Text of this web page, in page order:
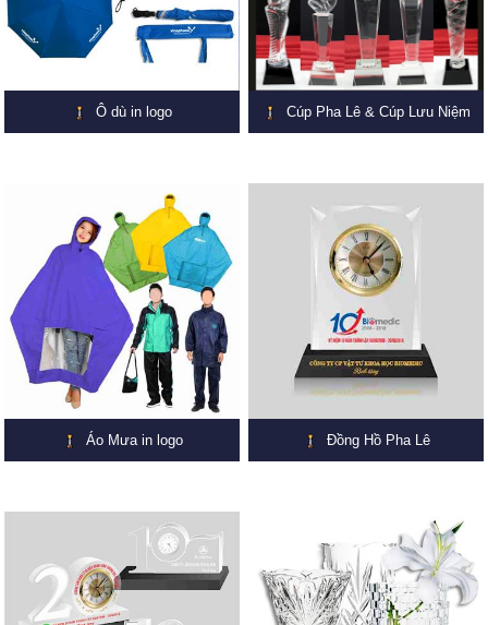
Ô dù in logo Cúp Pha Lê & Cúp Lưu Niệm
Áo Mưa in logo Đồng Hồ Pha Lê